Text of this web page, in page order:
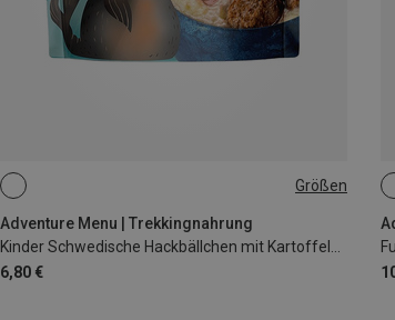
Größen
Adventure Menu | Trekkingnahrung
6,80 €
250G